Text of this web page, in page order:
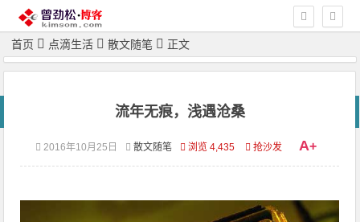
首页 点滴生活 散文随笔 正文
流年无痕，浅遇沧桑
2016年10月25日 散文随笔 浏览 4,435 抢沙发 A+